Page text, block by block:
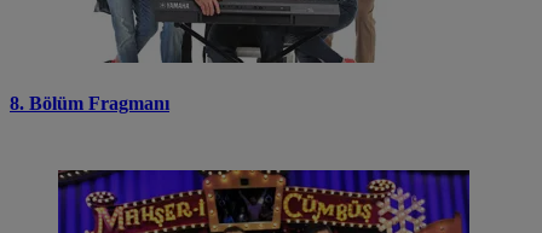
8. Bölüm Fragmanı